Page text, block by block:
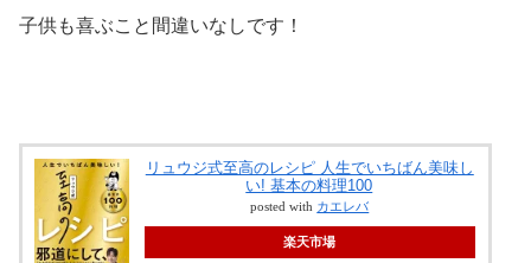
子供も喜ぶこと間違いなしです！
リュウジ式至高のレシピ 人生でいちばん美味し
い! 基本の料理100
posted with カエレバ
楽天市場